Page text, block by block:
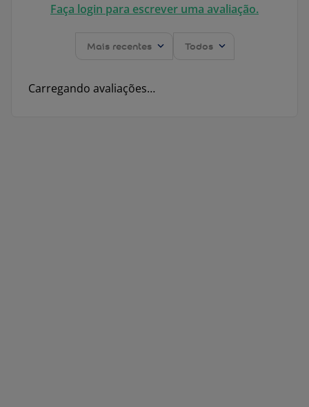
Faça login para escrever uma avaliação.
Mais recentes Todos
Carregando avaliações…